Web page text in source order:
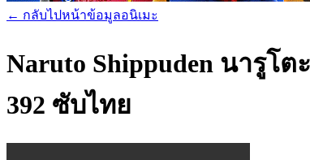
← กลับไปหน้าข้อมูลอนิเมะ
Naruto Shippuden นารูโ
392 ซับไทย